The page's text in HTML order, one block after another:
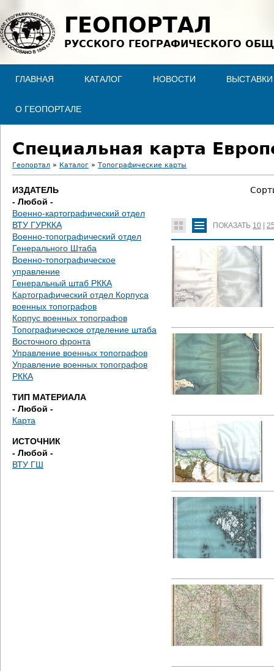
ГЕОПОРТАЛ
РУССКОГО ГЕОГРАФИЧЕСКОГО
ГЛАВНАЯ КАТАЛОГ НОВОСТИ ВЫСТАВКИ
О ГЕОПОРТАЛЕ
Специальная карта
В
ы
з
д
е
с
ь
Геопортал » Каталог » Топографические карты
ИЗДАТЕЛЬ
- Любой -
Военно-картографический отдел
ВТУ ГУРККА
Военно-топографический отдел
Генерального Штаба
Военно-топографическое
управление
Генеральный штаб РККА
Картографический отдел Корпуса
военных топографов
Корпус военных топографов
Топографическое отделение штаба
Восточного фронта
Управление военных топографов
Управление военных топографов
РККА
ТИП МАТЕРИАЛА
- Любой -
Карта
ИСТОЧНИК
- Любой -
ВТУ ГШ
ПОКАЗАТЬ 10